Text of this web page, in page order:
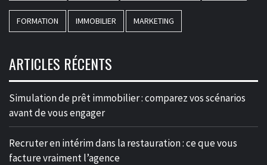
FORMATION IMMOBILIER MARKETING
ARTICLES RÉCENTS
Simulation de prêt immobilier : comparez vos scénarios
avant de vous engager
Recruter en intérim dans la restauration : ce que vous
facture vraiment l’agence